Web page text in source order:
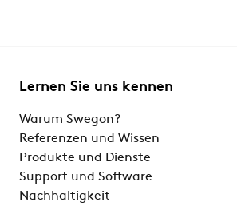
Lernen Sie uns kennen
Warum Swegon?
Referenzen und Wissen
Produkte und Dienste
Support und Software
Nachhaltigkeit